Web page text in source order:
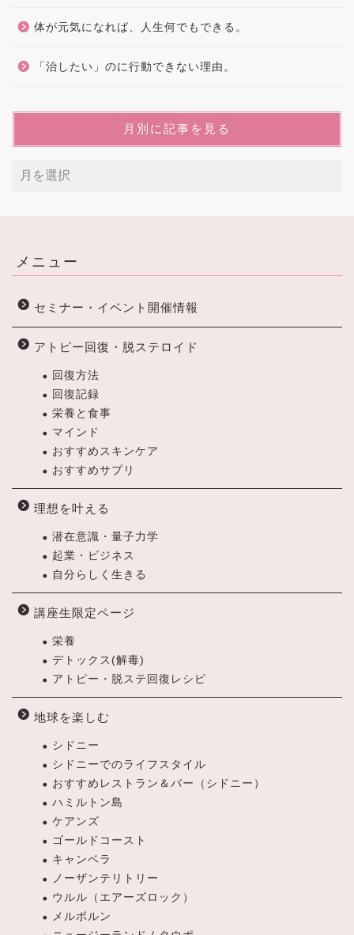
体が元気になれば、人生何でもできる。
「治したい」のに行動できない理由。
月別に記事を見る
メニュー
セミナー・イベント開催情報
アトピー回復・脱ステロイド
回復方法
回復記録
栄養と食事
マインド
おすすめスキンケア
おすすめサプリ
理想を叶える
潜在意識・量子力学
起業・ビジネス
自分らしく生きる
講座生限定ページ
栄養
デトックス(解毒)
アトピー・脱ステ回復レシピ
地球を楽しむ
シドニー
シドニーでのライフスタイル
おすすめレストラン＆バー（シドニー）
ハミルトン島
ケアンズ
ゴールドコースト
キャンベラ
ノーザンテリトリー
ウルル（エアーズロック）
メルボルン